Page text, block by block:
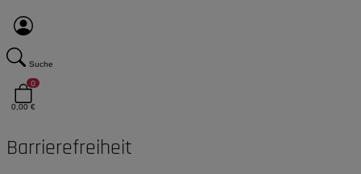
Suche
0
0,00 €
Barrierefreiheit